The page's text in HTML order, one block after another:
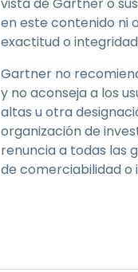
vista de Gartner o
en este contenido ni
exactitud o
Gartner no
y no aconseja a los
altas u otra
organización de
renuncia a todas las
de comerciabilidad